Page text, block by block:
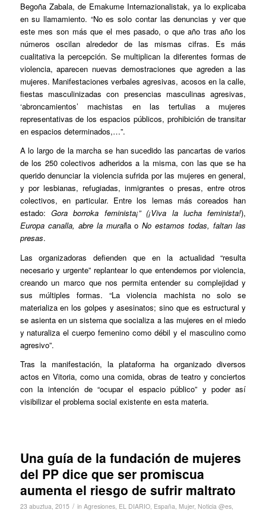
Begoña Zabala, de Emakume Internazionalistak, ya lo explicaba
en su llamamiento. “No es solo contar las denuncias y ver que
este mes son más que el mes pasado, o que año tras año los
números oscilan alrededor de las mismas cifras. Es más
cualitativa la percepción. Se multiplican la diferentes formas de
violencia, aparecen nuevas demostraciones que agreden a las
mujeres. Manifestaciones verbales agresivas, acosos en la calle,
fiestas masculinizadas con presencias masculinas agresivas,
‘abroncamientos’ machistas en las tertulias a mujeres
representativas de los espacios públicos, prohibición de transitar
en espacios determinados,…”.
A lo largo de la marcha se han sucedido las pancartas de varios
de los 250 colectivos adheridos a la misma, con las que se ha
querido denunciar la violencia sufrida por las mujeres en general,
y por lesbianas, refugiadas, inmigrantes o presas, entre otros
colectivos, en particular. Entre los lemas más coreados han
estado: Gora borroka feminista¡” (¡Viva la lucha feminista!),
Europa canalla, abre la muralla oNo estamos todas, faltan las
presas.
Las organizadoras defienden que en la actualidad “resulta
necesario y urgente” replantear lo que entendemos por violencia,
creando un marco que nos permita entender su complejidad y
sus múltiples formas. “La violencia machista no solo se
materializa en los golpes y asesinatos; sino que es estructural y
se asienta en un sistema que socializa a las mujeres en el miedo
y naturaliza el cuerpo femenino como débil y el masculino como
agresivo”.
Tras la manifestación, la plataforma ha organizado diversos
actos en Vitoria, como una comida, obras de teatro y conciertos
con la intención de “ocupar el espacio público” y poder así
visibilizar el problema social existente en esta materia.
Una guía de la fundación de mujeres
del PP dice que ser promiscua
aumenta el riesgo de sufrir maltrato
23 abuztua, 2015 / in Agresiones, EL DIARIO, España Mujer, Noticia @es,